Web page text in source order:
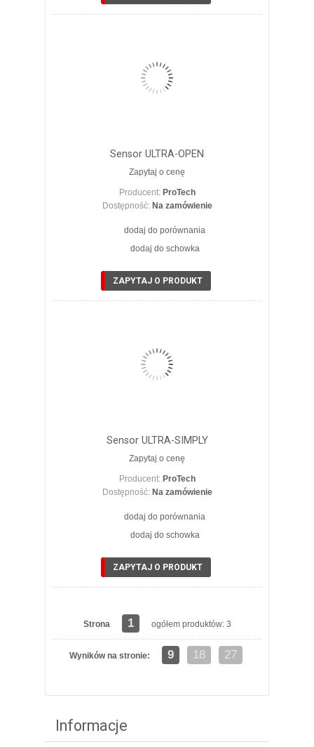
Sensor ULTRA-OPEN
Zapytaj o cenę
Producent: ProTech
Dostępność: Na zamówienie
dodaj do porównania
dodaj do schowka
ZAPYTAJ O PRODUKT
Sensor ULTRA-SIMPLY
Zapytaj o cenę
Producent: ProTech
Dostępność: Na zamówienie
dodaj do porównania
dodaj do schowka
ZAPYTAJ O PRODUKT
Strona 1 ogółem produktów: 3
Wyników na stronie: 9 18 27
Informacje